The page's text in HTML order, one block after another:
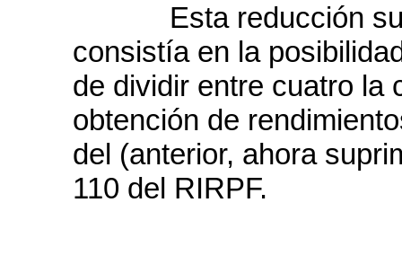
Esta reducción
consistía en la
de dividir entre cuatro la
obtención de
del (anterior, ahora
110 del RIRPF.